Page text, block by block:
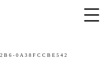
0A38FCCBE542